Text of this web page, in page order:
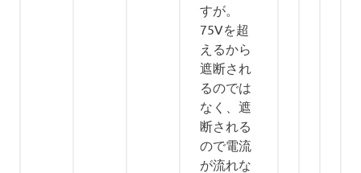
すが。
75Vを超
えるから
遮断され
るのでは
なく、遮
断される
ので電流
が流れな